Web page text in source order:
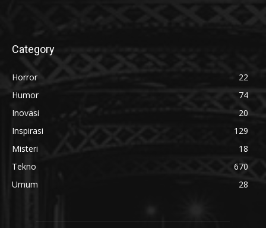
Category
Horror
22
Humor
74
Inovasi
20
Inspirasi
129
Misteri
18
Tekno
670
Umum
28